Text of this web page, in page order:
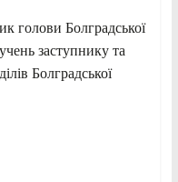
голови Болградської
заступнику та
Болградської